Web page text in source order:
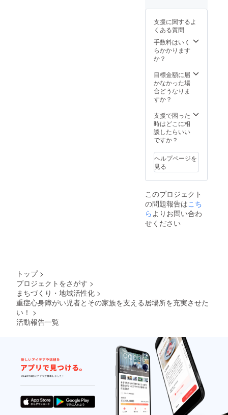
員を入
力して
下さ
い。
【めん
こさん
がとう
カー
ド】
めんこ
さん達
が感謝
の気持
めて書
メッ
セージ
をお届
けしま
す。
【限定
向けに
にー
ず」と
いう広
報誌を
3ヶ月分
ずつま
とめて
（年間4
回）お
届けし
は年会
費1,000
円を頂
戴しま
す）。
どちら
サンク
スとし
て会員
を記載
させて
いただ
きま
込時に
備考欄
へ希望
する会
力して
下さ
い。
【めん
こさん
さん達
めて書
いた
メッ
セージ
カード
をお届
けしま
す。
【限定
広報誌
は年会
円で継
続して
応援い
ただけ
る会員
（今
回、ク
ラウド
ファン
グで応
援いた
だいた
方は1年
費無
料。2年
目から
は年会
円を頂
戴しま
す）。
どちら
もスペ
いただ
きま
へ希望
する会
員を入
力して
下さ
い。
【めん
こさん
達から
援いた
会員の
ことで
す（今
回、ク
ラウド
ディン
グで応
援いた
だいた
条件で
賛助会
員にな
れま
正会員
は年会
費1,000
円で継
応援い
ただけ
る会員
です
（今
目年会
費無
費1,000
円を頂
戴しま
す）。
どちら
もスペ
シャル
サンク
スとし
支援に関するよ
くある質問
手数料はいく
らかかります
か？
目標金額に届
かなかった場
合どうなりま
すか？
支援で困った
時はどこに相
談したらいい
ですか？
ヘルプページを
見る
このプロジェクト
の問題報告はこち
ら よりお問い合わ
せください
トップ >
プロジェクトをさがす >
まちづくり・地域活性化 >
重症心身障がい児者とその家族を支える居場所を充実させた
い！ >
活動報告一覧